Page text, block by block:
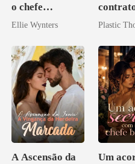
o chefe
arrogante
Ellie Wynters
amante
Plastic
A Ascensão da
Um